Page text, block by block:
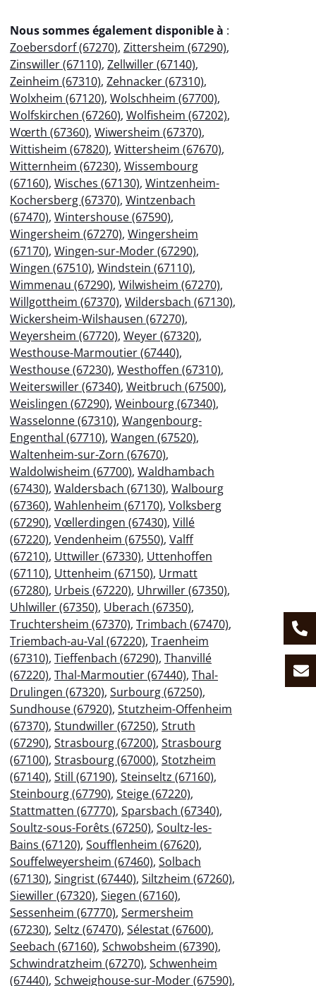
Nous sommes également disponible à :
Zoebersdorf (67270), Zittersheim (67290),
Zinswiller (67110), Zellwiller (67140),
Zeinheim (67310), Zehnacker (67310),
Wolxheim (67120), Wolschheim (67700),
Wolfskirchen (67260), Wolfisheim (67202),
Wœrth (67360), Wiwersheim (67370),
Wittisheim (67820), Wittersheim (67670),
Witternheim (67230), Wissembourg
(67160), Wisches (67130), Wintzenheim-
Kochersberg (67370), Wintzenbach
(67470), Wintershouse (67590),
Wingersheim (67270), Wingersheim
(67170), Wingen-sur-Moder (67290),
Wingen (67510), Windstein (67110),
Wimmenau (67290), Wilwisheim (67270),
Willgottheim (67370), Wildersbach (67130),
Wickersheim-Wilshausen (67270),
Weyersheim (67720), Weyer (67320),
Westhouse-Marmoutier (67440),
Westhouse (67230), Westhoffen (67310),
Weiterswiller (67340), Weitbruch (67500),
Weislingen (67290), Weinbourg (67340),
Wasselonne (67310), Wangenbourg-
Engenthal (67710), Wangen (67520),
Waltenheim-sur-Zorn (67670),
Waldolwisheim (67700), Waldhambach
(67430), Waldersbach (67130), Walbourg
(67360), Wahlenheim (67170), Volksberg
(67290), Vœllerdingen (67430), Villé
(67220), Vendenheim (67550), Valff
(67210), Uttwiller (67330), Uttenhoffen
(67110), Uttenheim (67150), Urmatt
(67280), Urbeis (67220), Uhrwiller (67350),
Uhlwiller (67350), Uberach (67350),
Truchtersheim (67370), Trimbach (67470),
Triembach-au-Val (67220), Traenheim
(67310), Tieffenbach (67290), Thanvillé
(67220), Thal-Marmoutier (67440), Thal-
Drulingen (67320), Surbourg (67250),
Sundhouse (67920), Stutzheim-Offenheim
(67370), Stundwiller (67250), Struth
(67290), Strasbourg (67200), Strasbourg
(67100), Strasbourg (67000), Stotzheim
(67140), Still (67190), Steinseltz (67160),
Steinbourg (67790), Steige (67220),
Stattmatten (67770), Sparsbach (67340),
Soultz-sous-Forêts (67250), Soultz-les-
Bains (67120), Soufflenheim (67620),
Souffelweyersheim (67460), Solbach
(67130), Singrist (67440), Siltzheim (67260),
Siewiller (67320), Siegen (67160),
Sessenheim (67770), Sermersheim
(67230), Seltz (67470), Sélestat (67600),
Seebach (67160), Schwobsheim (67390),
Schwindratzheim (67270), Schwenheim
(67440), Schweighouse-sur-Moder (67590),